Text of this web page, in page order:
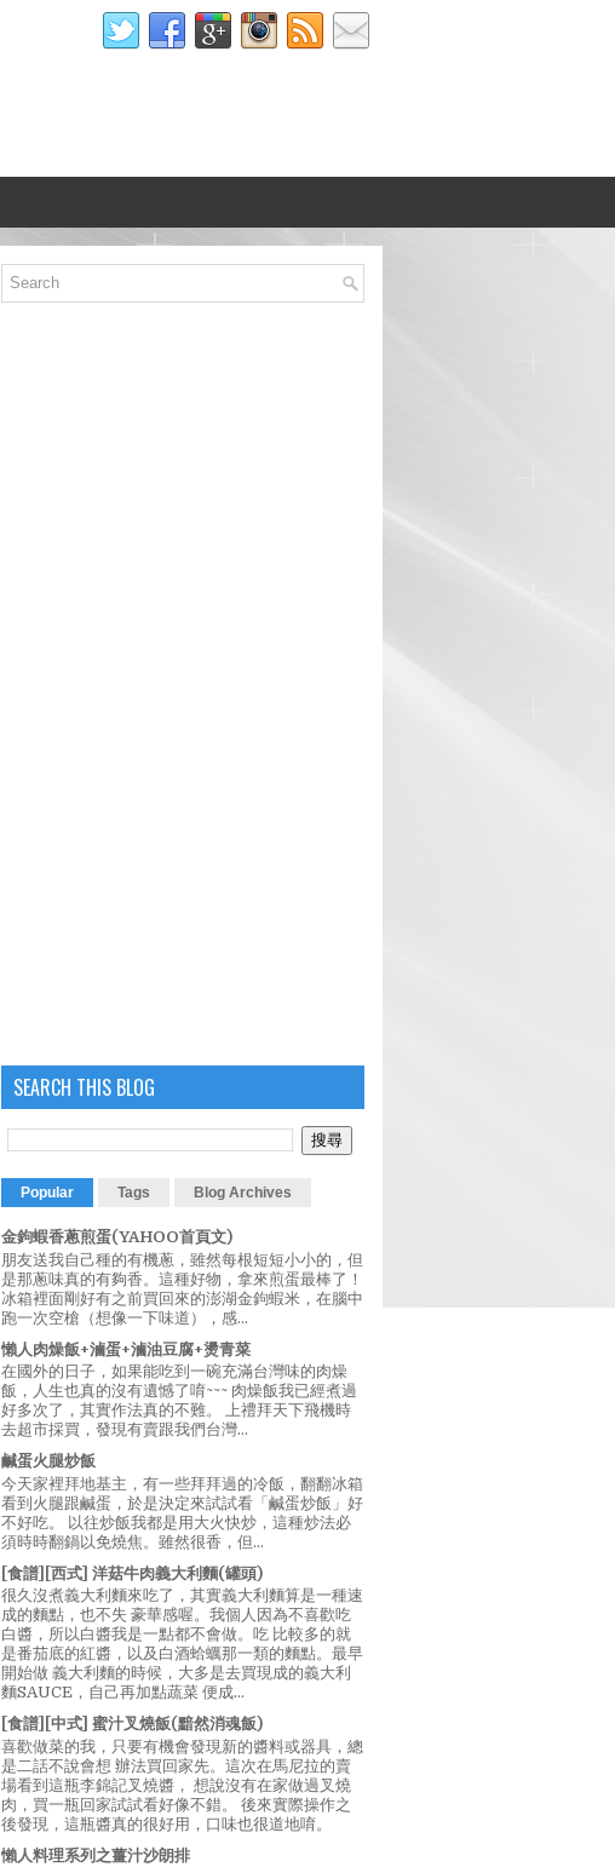
SEARCH THIS BLOG
Popular Tags Blog Archives
金鉤蝦香蔥煎蛋(YAHOO首頁文)
朋友送我自己種的有機蔥，雖然每根短短小小的，但
是那蔥味真的有夠香。這種好物，拿來煎蛋最棒了！
冰箱裡面剛好有之前買回來的澎湖金鉤蝦米，在腦中
跑一次空槍（想像一下味道），感...
懶人肉燥飯+滷蛋+滷油豆腐+燙青菜
在國外的日子，如果能吃到一碗充滿台灣味的肉燥
飯，人生也真的沒有遺憾了唷~~~ 肉燥飯我已經煮過
好多次了，其實作法真的不難。 上禮拜天下飛機時
去超市採買，發現有賣跟我們台灣...
鹹蛋火腿炒飯
今天家裡拜地基主，有一些拜拜過的冷飯，翻翻冰箱
看到火腿跟鹹蛋，於是決定來試試看「鹹蛋炒飯」好
不好吃。 以往炒飯我都是用大火快炒，這種炒法必
須時時翻鍋以免燒焦。雖然很香，但...
[食譜][西式] 洋菇牛肉義大利麵(罐頭)
很久沒煮義大利麵來吃了，其實義大利麵算是一種速
成的麵點，也不失 豪華感喔。我個人因為不喜歡吃
白醬，所以白醬我是一點都不會做。吃 比較多的就
是番茄底的紅醬，以及白酒蛤蠣那一類的麵點。最早
開始做 義大利麵的時候，大多是去買現成的義大利
麵SAUCE，自己再加點蔬菜 便成...
[食譜][中式] 蜜汁叉燒飯(黯然消魂飯)
喜歡做菜的我，只要有機會發現新的醬料或器具，總
是二話不說會想 辦法買回家先。這次在馬尼拉的賣
場看到這瓶李錦記叉燒醬， 想說沒有在家做過叉燒
肉，買一瓶回家試試看好像不錯。 後來實際操作之
後發現，這瓶醬真的很好用，口味也很道地唷。
懶人料理系列之薑汁沙朗排